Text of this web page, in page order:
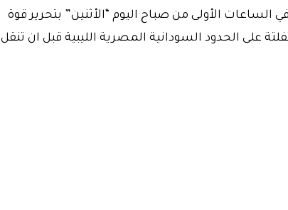
الساعات الأولى من صباح اليوم “الأثنين” بتحرير قوة
على الحدود السودانية المصرية الليبية قبل ان تنقل